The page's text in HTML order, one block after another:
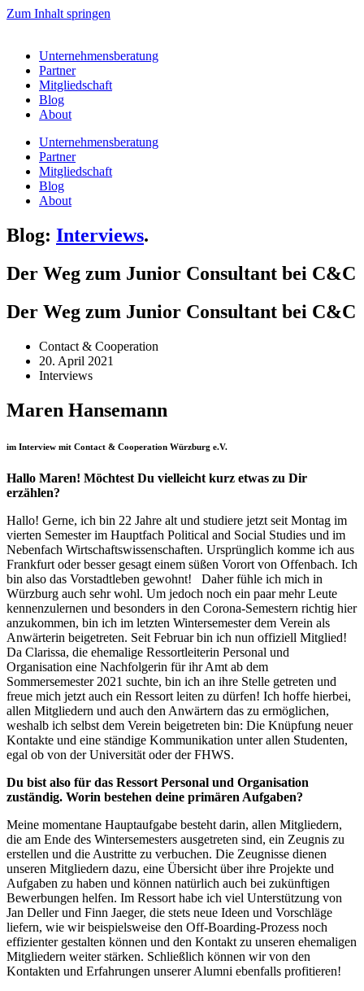
Zum Inhalt springen
Unternehmensberatung
Partner
Mitgliedschaft
Blog
About
Unternehmensberatung
Partner
Mitgliedschaft
Blog
About
Blog: Interviews.
Der Weg zum Junior Consultant bei C&C
Der Weg zum Junior Consultant bei C&C
Contact & Cooperation
20. April 2021
Interviews
Maren Hansemann
im Interview mit Contact & Cooperation Würzburg e.V.
Hallo Maren! Möchtest Du vielleicht kurz etwas zu Dir
erzählen?
Hallo! Gerne, ich bin 22 Jahre alt und studiere jetzt seit Montag im
vierten Semester im Hauptfach Political and Social Studies und im
Nebenfach Wirtschaftswissenschaften. Ursprünglich komme ich aus
Frankfurt oder besser gesagt einem süßen Vorort von Offenbach. Ich
bin also das Vorstadtleben gewohnt! Daher fühle ich mich in
Würzburg auch sehr wohl. Um jedoch noch ein paar mehr Leute
kennenzulernen und besonders in den Corona-Semestern richtig hier
anzukommen, bin ich im letzten Wintersemester dem Verein als
Anwärterin beigetreten. Seit Februar bin ich nun offiziell Mitglied!
Da Clarissa, die ehemalige Ressortleiterin Personal und
Organisation eine Nachfolgerin für ihr Amt ab dem
Sommersemester 2021 suchte, bin ich an ihre Stelle getreten und
freue mich jetzt auch ein Ressort leiten zu dürfen! Ich hoffe hierbei,
allen Mitgliedern und auch den Anwärtern das zu ermöglichen,
weshalb ich selbst dem Verein beigetreten bin: Die Knüpfung neuer
Kontakte und eine ständige Kommunikation unter allen Studenten,
egal ob von der Universität oder der FHWS.
Du bist also für das Ressort Personal und Organisation
zuständig. Worin bestehen deine primären Aufgaben?
Meine momentane Hauptaufgabe besteht darin, allen Mitgliedern,
die am Ende des Wintersemesters ausgetreten sind, ein Zeugnis zu
erstellen und die Austritte zu verbuchen. Die Zeugnisse dienen
unseren Mitgliedern dazu, eine Übersicht über ihre Projekte und
Aufgaben zu haben und können natürlich auch bei zukünftigen
Bewerbungen helfen. Im Ressort habe ich viel Unterstützung von
Jan Deller und Finn Jaeger, die stets neue Ideen und Vorschläge
liefern, wie wir beispielsweise den Off-Boarding-Prozess noch
effizienter gestalten können und den Kontakt zu unseren ehemaligen
Mitgliedern weiter stärken. Schließlich können wir von den
Kontakten und Erfahrungen unserer Alumni ebenfalls profitieren!